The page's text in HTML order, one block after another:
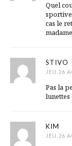
Quel
sportive
cas le
STIVO
JEU 26
Pas la
lunettes
KIM
JEU 26